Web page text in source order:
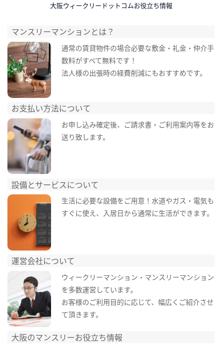
大阪ウィークリードットコムお役立ち情報
マンスリーマンションとは？
通常の賃貸物件の場合必要な敷金・礼金・仲介手
数料がすべて無料です！
法人様の出張時の経費削減にもおすすめです。
お支払い方法について
お申し込み確定後、ご請求書・ご利用案内等をお
送り致します。
設備とサービスについて
生活に必要な設備をご用意！水道やガス・電気も
すぐに使え、入居日から通常に生活ができます。
運営会社について
ウィークリーマンション・マンスリーマンション
を多数運営しています。
お客様のご利用目的に応じて、幅広くご紹介させ
て頂きます。
大阪のマンスリーお役立ち情報